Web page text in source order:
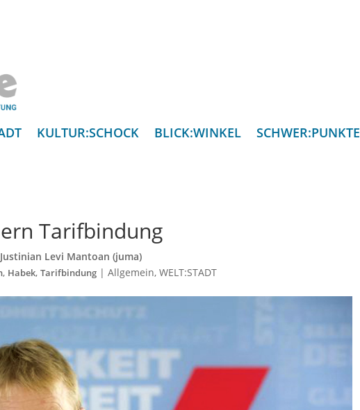
KULTUR:SCHOCK BLICK:WINKEL SCHWER:PUNKTE
Tarifbindung
Justinian Levi Mantoan (juma)
, Habek,Tarifbindung |Allgemein,WELT:STADT